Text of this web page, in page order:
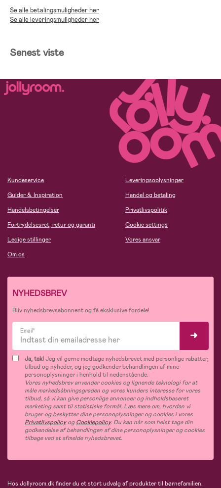
Se alle betalingsmuligheder her
Se alle leveringsmuligheder her
Senest viste
Kundeservice
Guider & Inspiration
Handelsbetingelser
Fortrydelsesret, retur og garanti
Ledige stillinger
Om os
Leveringsoplysninger
Handel og betaling
Privatlivspolitik
Cookie settings
Vores ansvar
NYHEDSBREV
Bliv nyhedsbrevsabonnent og få eksklusive fordele!
Email*
Ja, tak!Jeg vil gerne modtage nyhedsbrevet med personlige rabatter,
tilbud og nyheder, og jeg godkender behandlingen af mine
personoplysninger i henhold til nedenstående.
Vores nyhedsbrev anvender cookies og lignende teknologi for at
måle markedsåbningsgraden og vores kunders interesse for vores
tilbud, så vi kan give personlige annoncer og indholdsbaseret
marketing samt til statistiske formål. Læs mere om, hvordan vi
bruger og beskytter dine personoplysninger og cookies i vores
PrivatlivspolicyogCookiepolicy. Du kan når som helst tage din
godkendelse af behandlingen af dine personoplysninger og cookies
tilbage ved at afmelde nyhedsbrevet.
Hos Jollyroom.dk finder du et stort udvalg af produkter til børnefamilien.